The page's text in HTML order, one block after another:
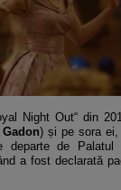
Night Out“ din
Gadon) și pe sora ei,
departe de Palatul
a fost declarată